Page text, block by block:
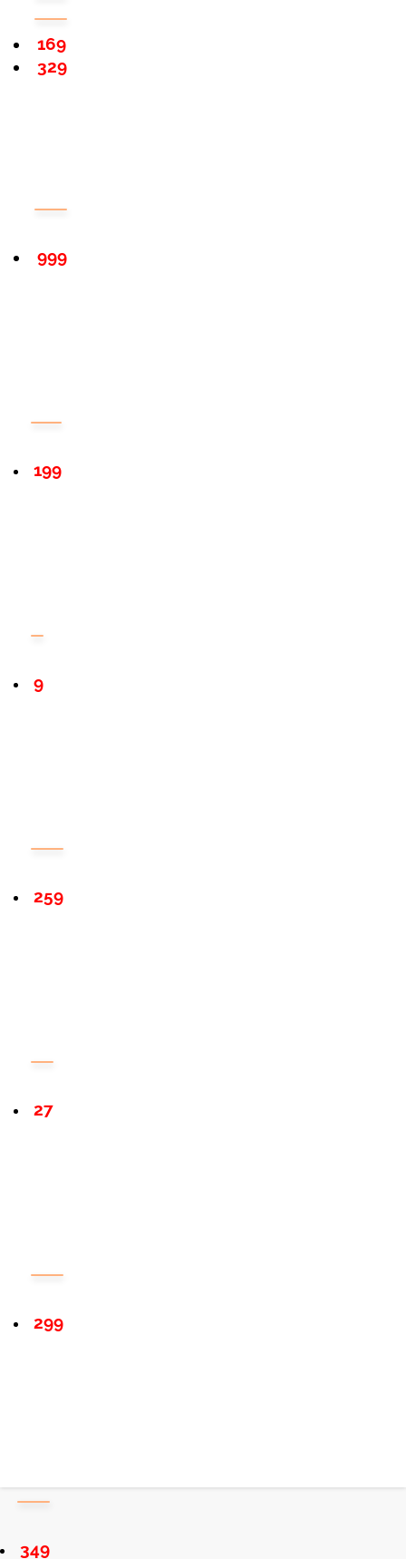
329
169
999
199
9
259
27
299
349